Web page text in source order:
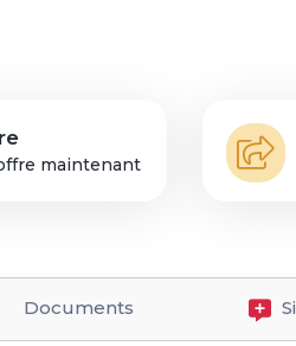
maintenant
Documents